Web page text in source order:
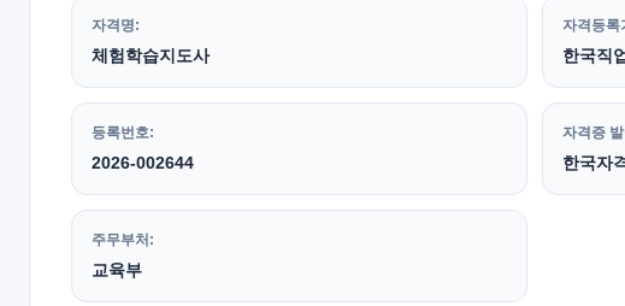
자격명:
체험학습지도사
자격등록
한국직
등록번호:
2026-002644
자격증
한국자
주무부처:
교육부